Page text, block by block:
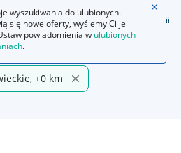
Części samochodowe Części karoserii
+0 km
wyszukiwania do ulubionych.
się nowe oferty, wyślemy Ci je
powiadomienia w ulubionych
.